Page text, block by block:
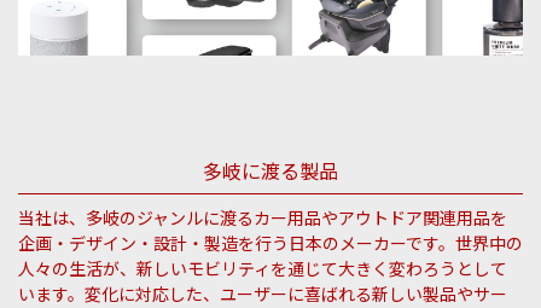
多岐に渡る製品
当社は、多岐のジャンルに渡るカー用品やアウトドア関連用品を
企画・デザイン・設計・製造を行う日本のメーカーです。世界中の
人々の生活が、新しいモビリティを通じて大きく変わろうとして
います。変化に対応した、ユーザーに喜ばれる新しい製品やサー